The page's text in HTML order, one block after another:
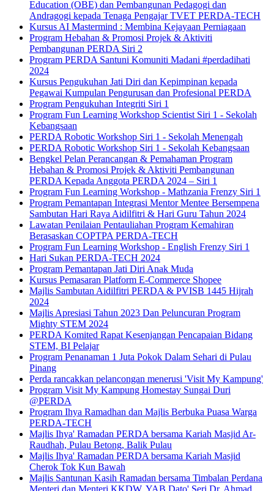
Education (OBE) dan Pembangunan Pedagogi dan
Andragogi kepada Tenaga Pengajar TVET PERDA-TECH
Kursus AI Mastermind : Membina Kejayaan Perniagaan
Program Hebahan & Promosi Projek & Aktiviti
Pembangunan PERDA Siri 2
Program PERDA Santuni Komuniti Madani #perdadihati
2024
Kursus Pengukuhan Jati Diri dan Kepimpinan kepada
Pegawai Kumpulan Pengurusan dan Profesional PERDA
Program Pengukuhan Integriti Siri 1
Program Fun Learning Workshop Scientist Siri 1 - Sekolah
Kebangsaan
PERDA Robotic Workshop Siri 1 - Sekolah Menengah
PERDA Robotic Workshop Siri 1 - Sekolah Kebangsaan
Bengkel Pelan Perancangan & Pemahaman Program
Hebahan & Promosi Projek & Aktiviti Pembangunan
PERDA Kepada Anggota PERDA 2024 – Siri 1
Program Fun Learning Workshop - Mathzania Frenzy Siri 1
Program Pemantapan Integrasi Mentor Mentee Bersempena
Sambutan Hari Raya Aidilfitri & Hari Guru Tahun 2024
Lawatan Penilaian Pentauliahan Program Kemahiran
Berasaskan COPTPA PERDA-TECH
Program Fun Learning Workshop - English Frenzy Siri 1
Hari Sukan PERDA-TECH 2024
Program Pemantapan Jati Diri Anak Muda
Kursus Pemasaran Platform E-Commerce Shopee
Majlis Sambutan Aidilfitri PERDA & PVISB 1445 Hijrah
2024
Majlis Apresiasi Tahun 2023 Dan Peluncuran Program
Mighty STEM 2024
PERDA Komited Rapat Kesenjangan Pencapaian Bidang
STEM, BI Pelajar
Program Penanaman 1 Juta Pokok Dalam Sehari di Pulau
Pinang
Perda rancakkan pelancongan menerusi 'Visit My Kampung'
Program Visit My Kampung Homestay Sungai Duri
@PERDA
Program Ihya Ramadhan dan Majlis Berbuka Puasa Warga
PERDA-TECH
Majlis Ihya' Ramadan PERDA bersama Kariah Masjid Ar-
Raudhah, Pulau Betong, Balik Pulau
Majlis Ihya' Ramadan PERDA bersama Kariah Masjid
Cherok Tok Kun Bawah
Majlis Santunan Kasih Ramadan bersama Timbalan Perdana
Menteri dan Menteri KKDW, YAB Dato' Seri Dr. Ahmad